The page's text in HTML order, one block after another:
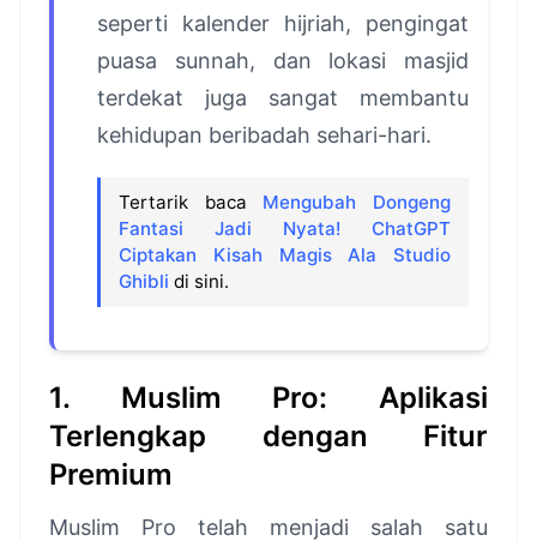
seperti kalender hijriah, pengingat
puasa sunnah, dan lokasi masjid
terdekat juga sangat membantu
kehidupan beribadah sehari-hari.
Tertarik baca Mengubah Dongeng
Fantasi Jadi Nyata! ChatGPT
Ciptakan Kisah Magis Ala Studio
Ghibli di sini.
1. Muslim Pro: Aplikasi
Terlengkap dengan Fitur
Premium
Muslim Pro telah menjadi salah satu